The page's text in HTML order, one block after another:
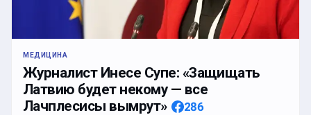
МЕДИЦИНА
Журналист Инесе Супе: «Защищать
Латвию будет некому — все
Лачплесисы вымрут»
286